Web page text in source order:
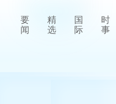
要
闻
精
选
国
际
时
事